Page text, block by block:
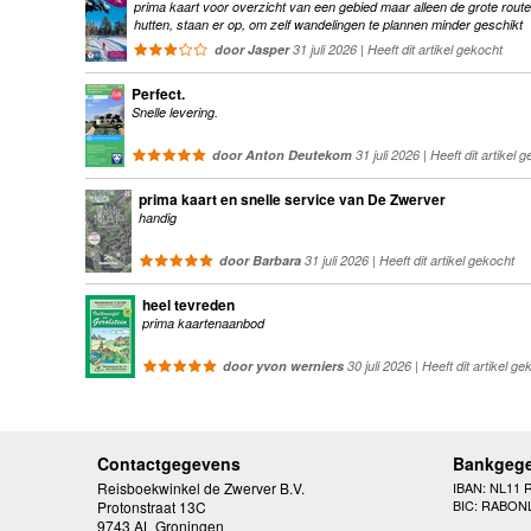
prima kaart voor overzicht van een gebied maar alleen de grote
hutten, staan er op, om zelf wandelingen te plannen minder geschikt
door Jasper31 juli 2026 | Heeft dit artikel gekocht
Perfect.
Snelle levering.
door Anton Deutekom 31 juli 2026 | Heeft dit artikel
prima kaart en snelle service van De Zwerver
handig
door Barbara 31 juli 2026 | Heeft dit artikel gekocht
heel tevreden
prima kaartenaanbod
door yvon werniers 30 juli 2026 | Heeft dit artikel
Contactgegevens
Reisboekwinkel de Zwerver B.V.
Protonstraat 13C
9743 AL Groningen
IBAN: NL11
BIC: